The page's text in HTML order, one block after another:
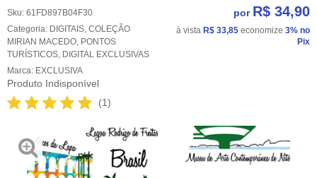
Sku: 61FD897B04F30
Categoria: DIGITAIS, COLEÇÃO
MIRIAN MACEDO, PONTOS
TURÍSTICOS, DIGITAL EXCLUSIVAS
Marca: EXCLUSIVA
Produto Indisponível
(1)
por R$ 34,90
à vista R$ 33,85 economize 3% no
Pix